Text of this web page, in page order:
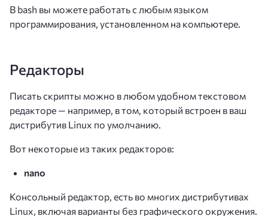
В bash вы можете работать с любым языком
программирования, установленном на компьютере.
Редакторы
Писать скрипты можно в любом удобном текстовом
редакторе — например, в том, который встроен в ваш
дистрибутив Linux по умолчанию.
Вот некоторые из таких редакторов:
nano
Консольный редактор, есть во многих дистрибутивах
Linux, включая варианты без графического окружения.